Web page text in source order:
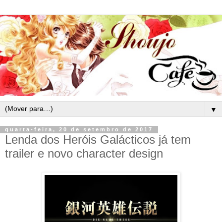
▼
quarta-feira, 20 de setembro de 2017
Lenda dos Heróis Galácticos já tem
trailer e novo character design